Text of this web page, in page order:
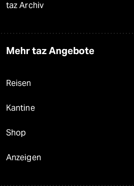
taz Archiv
Mehr taz Angebote
Reisen
Kantine
Shop
Anzeigen